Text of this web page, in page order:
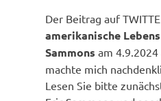
Der Beitrag auf
amerikanische
Sammonsam
machte mich
Lesen Sie bitte